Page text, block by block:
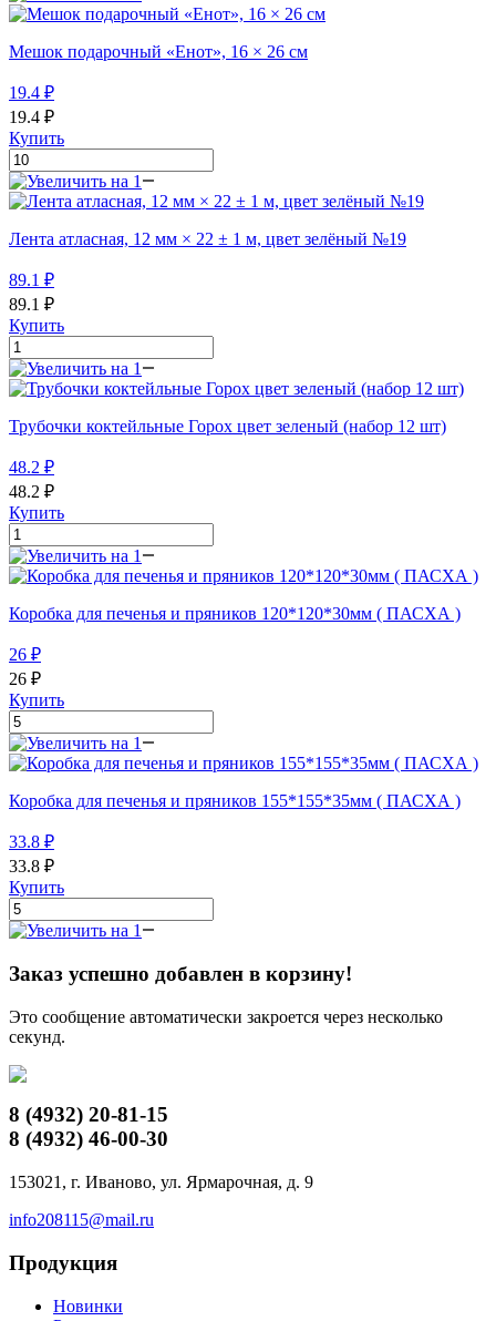
Мешок подарочный «Енот», 16 × 26 см
19.4 ₽
19.4 ₽
Купить
Лента атласная, 12 мм × 22 ± 1 м, цвет зелёный №19
89.1 ₽
89.1 ₽
Купить
Трубочки коктейльные Горох цвет зеленый (набор 12 шт)
48.2 ₽
48.2 ₽
Купить
Коробка для печенья и пряников 120*120*30мм ( ПАСХА )
26 ₽
26 ₽
Купить
Коробка для печенья и пряников 155*155*35мм ( ПАСХА )
33.8 ₽
33.8 ₽
Купить
Заказ успешно добавлен в корзину!
Это сообщение автоматически закроется через несколько
секунд.
8 (4932) 20-81-15
8 (4932) 46-00-30
153021, г. Иваново, ул. Ярмарочная, д. 9
info208115@mail.ru
Продукция
Новинки